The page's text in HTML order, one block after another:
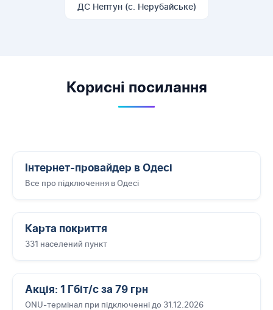
ДС Нептун (с. Нерубайське)
Корисні посилання
Інтернет-провайдер в Одесі
Все про підключення в Одесі
Карта покриття
331 населений пункт
Акція: 1 Гбіт/с за 79 грн
ONU-термінал при підключенні до 31.12.2026